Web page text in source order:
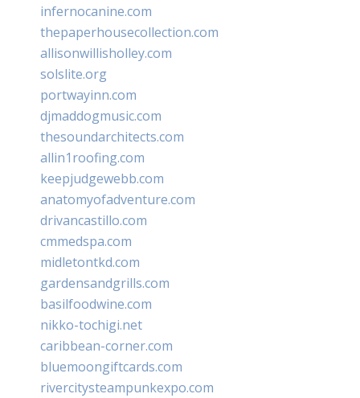
infernocanine.com
thepaperhousecollection.com
allisonwillisholley.com
solslite.org
portwayinn.com
djmaddogmusic.com
thesoundarchitects.com
allin1roofing.com
keepjudgewebb.com
anatomyofadventure.com
drivancastillo.com
cmmedspa.com
midletontkd.com
gardensandgrills.com
basilfoodwine.com
nikko-tochigi.net
caribbean-corner.com
bluemoongiftcards.com
rivercitysteampunkexpo.com